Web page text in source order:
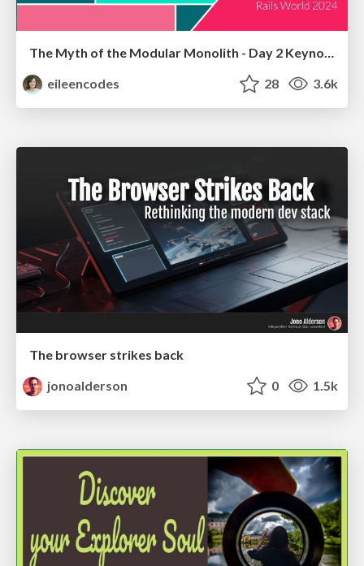
The Myth of the Modular Monolith - Day 2 Keynote - Rails World 2024
eileencodes
28 3.6k
The browser strikes back
jonoalderson
0 1.5k